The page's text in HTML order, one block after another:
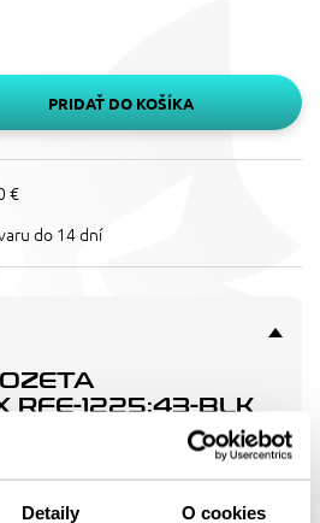
Detaily O cookies
PRIDAŤ DO KOŠÍKA
€
do 14 dní
RFE-1225:43-BLK
řetězové sady až o 10%.